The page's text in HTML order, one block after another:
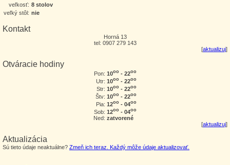
veľkosť: 8 stolov
veľký stôl: nie
Kontakt
Horná 13
tel: 0907 279 143
[aktualizuj]
Otváracie hodiny
Pon: 10oo - 22oo
Utr: 10oo - 22oo
Str: 10oo - 22oo
Štv: 10oo - 22oo
Pia: 12oo - 04oo
Sob: 12oo - 04oo
Ned: zatvorené
[aktualizuj]
Aktualizácia
Sú tieto údaje neaktuálne? Zmeň ich teraz. Každý môže údaje aktualizovať.